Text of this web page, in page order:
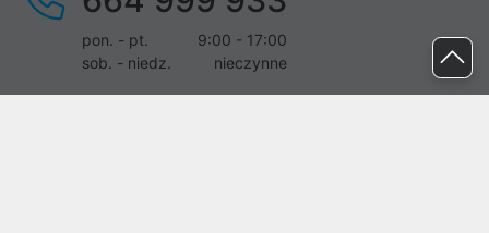
pon. - pt.
9:00 - 17:00
sob. - niedz.
nieczynne